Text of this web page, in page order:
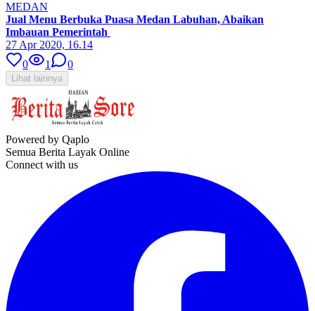
MEDAN
Jual Menu Berbuka Puasa Medan Labuhan, Abaikan
Imbauan Pemerintah
27 Apr 2020, 16.14
0
1 0
Lihat lainnya
Powered by Qaplo
Semua Berita Layak Online
Connect with us